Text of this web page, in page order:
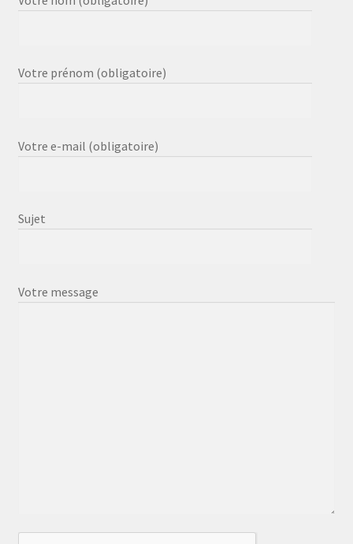
Votre prénom (obligatoire)
Votre e-mail (obligatoire)
Sujet
Votre message